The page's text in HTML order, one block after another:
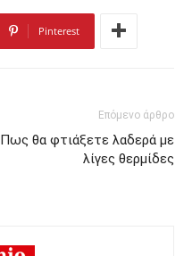
Pinterest
Επόμενο άρθρο
Πως θα φτιάξετε λαδερά με
λίγες θερμίδες